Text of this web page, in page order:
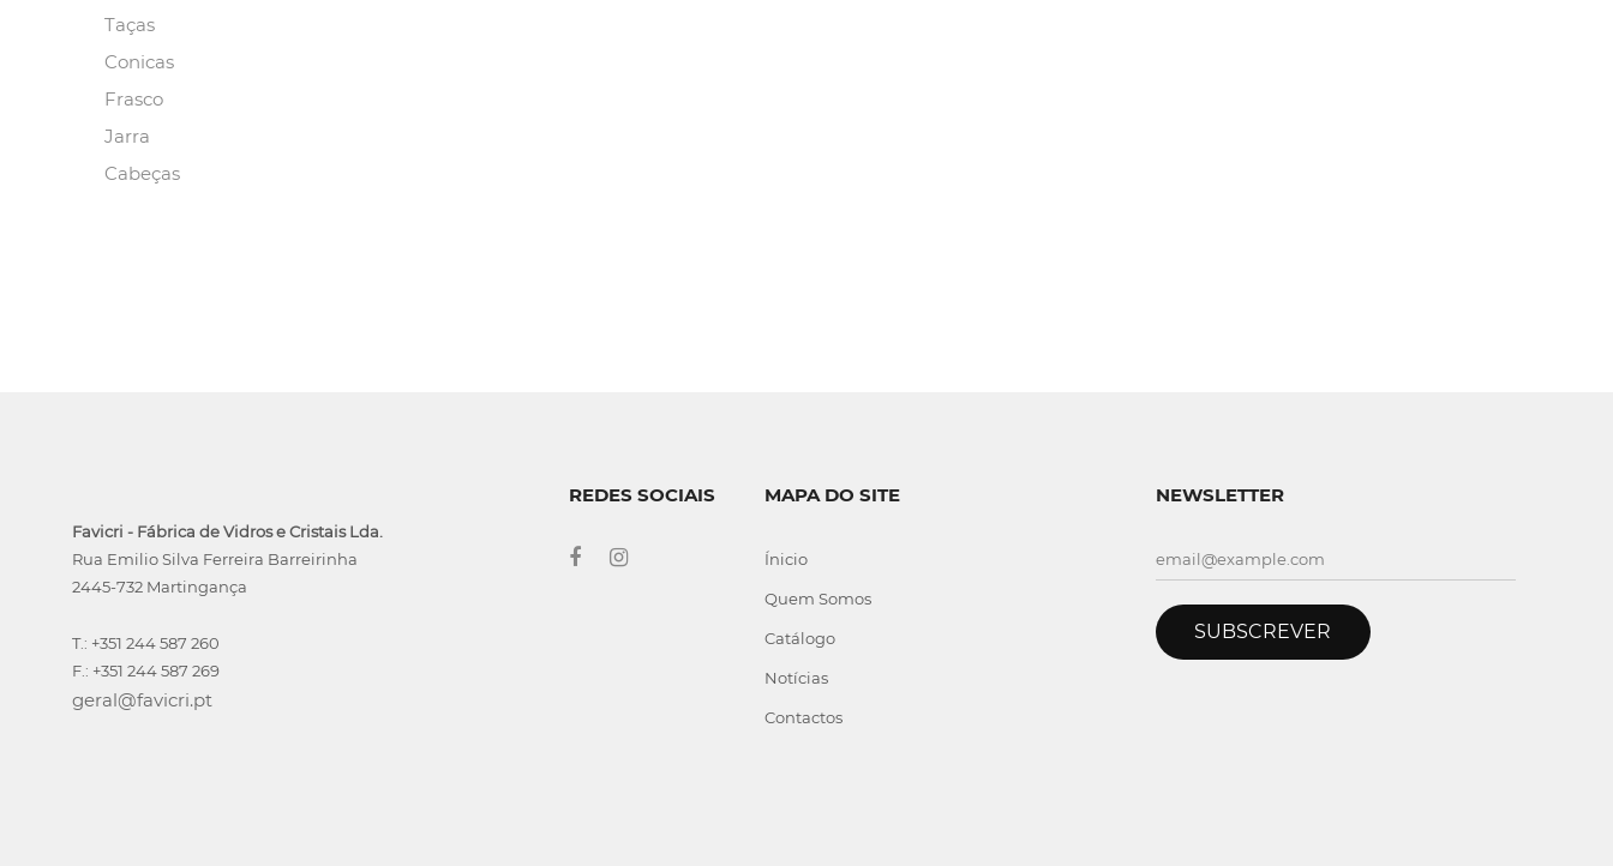
Taças
Conicas
Frasco
Jarra
Cabeças
Favicri - Fábrica de Vidros e Cristais Lda.
Rua Emilio Silva Ferreira Barreirinha
2445-732 Martingança
T.: +351 244 587 260
F.: +351 244 587 269
geral@favicri.pt
REDES SOCIAIS MAPA DO SITE
Ínicio
Quem Somos
Catálogo
Notícias
Contactos
NEWSLETTER
SUBSCREVER